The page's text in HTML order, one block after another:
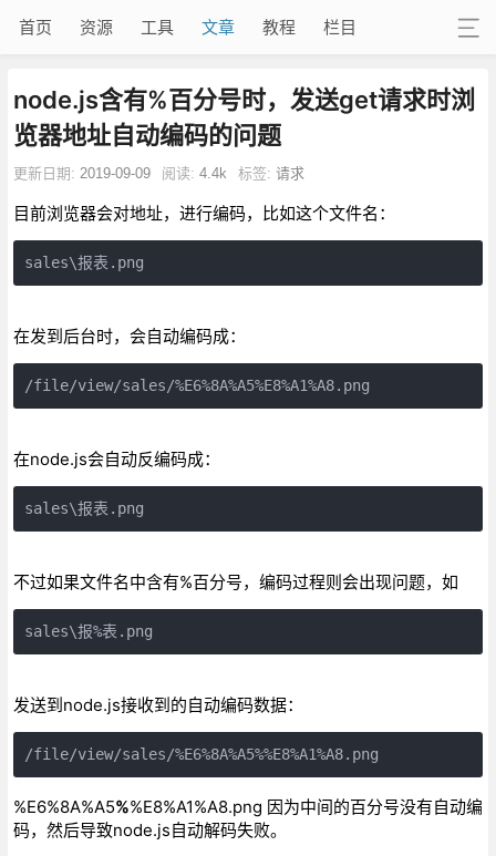
首页 资源 工具 文章 教程 栏目
node.js含有%百分号时，发送get请求时浏
览器地址自动编码的问题
更新日期: 2019-09-09 阅读: 4.4k 标签: 请求
目前浏览器会对地址，进行编码，比如这个文件名：
sales\报表.png
在发到后台时，会自动编码成：
/file/view/sales/%E6%8A%A5%E8%A1%A8.png
在node.js会自动反编码成：
sales\报表.png
不过如果文件名中含有%百分号，编码过程则会出现问题，如
sales\报%表.png
发送到node.js接收到的自动编码数据：
/file/view/sales/%E6%8A%A5%%E8%A1%A8.png
%E6%8A%A5%%E8%A1%A8.png 因为中间的百分号没有自动编
码，然后导致node.js自动解码失败。